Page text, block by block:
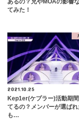
てみた！
2021.10.25
Kep1er(ケプラー)活動期
てるの？メンバーが選ば
も…